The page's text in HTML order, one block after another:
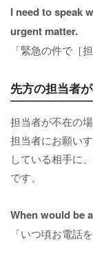
I need to speak
urgent matter.
「緊急の件で［
先方の担当者
担当者が不在の
担当者にお願い
している相手に
です。
When would be
「いつ頃お電話